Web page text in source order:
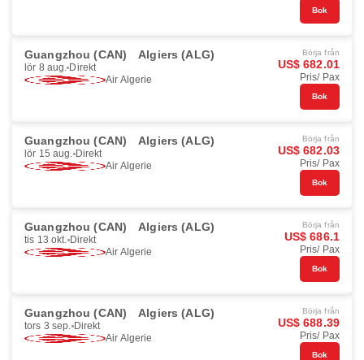
Bok
Guangzhou (CAN) Algiers (ALG)
lör 8 aug. Direkt
Air Algerie
Börja från
US$ 682.01
Pris/ Pax
Bok
Guangzhou (CAN) Algiers (ALG)
lör 15 aug. Direkt
Air Algerie
Börja från
US$ 682.03
Pris/ Pax
Bok
Guangzhou (CAN) Algiers (ALG)
tis 13 okt. Direkt
Air Algerie
Börja från
US$ 686.1
Pris/ Pax
Bok
Guangzhou (CAN) Algiers (ALG)
tors 3 sep. Direkt
Air Algerie
Börja från
US$ 688.39
Pris/ Pax
Bok